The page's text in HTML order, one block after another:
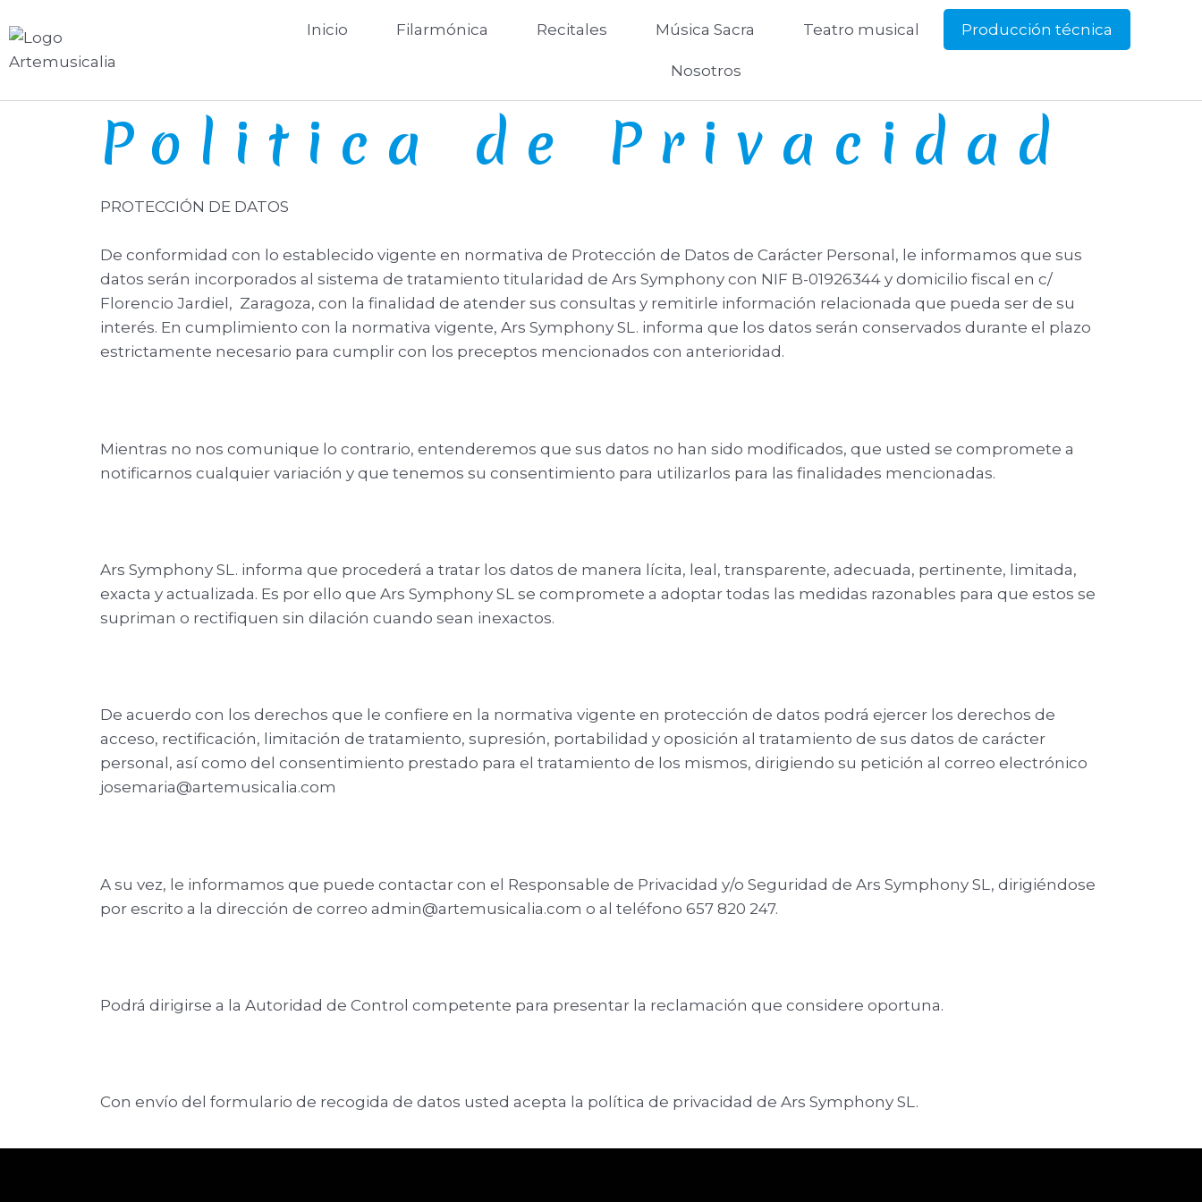
Inicio Filarmónica Recitales Música Sacra Teatro musical Producción técnica
Nosotros
Politica de Privacidad
PROTECCIÓN DE DATOS
De conformidad con lo establecido vigente en normativa de Protección de Datos de Carácter Personal, le informamos que sus
datos serán incorporados al sistema de tratamiento titularidad de Ars Symphony con NIF B-01926344 y domicilio fiscal en c/
Florencio Jardiel, Zaragoza, con la finalidad de atender sus consultas y remitirle información relacionada que pueda ser de su
interés. En cumplimiento con la normativa vigente, Ars Symphony SL. informa que los datos serán conservados durante el plazo
estrictamente necesario para cumplir con los preceptos mencionados con anterioridad.
Mientras no nos comunique lo contrario, entenderemos que sus datos no han sido modificados, que usted se compromete a
notificarnos cualquier variación y que tenemos su consentimiento para utilizarlos para las finalidades mencionadas.
Ars Symphony SL. informa que procederá a tratar los datos de manera lícita, leal, transparente, adecuada, pertinente, limitada,
exacta y actualizada. Es por ello que Ars Symphony SL se compromete a adoptar todas las medidas razonables para que estos se
supriman o rectifiquen sin dilación cuando sean inexactos.
De acuerdo con los derechos que le confiere en la normativa vigente en protección de datos podrá ejercer los derechos de
acceso, rectificación, limitación de tratamiento, supresión, portabilidad y oposición al tratamiento de sus datos de carácter
personal, así como del consentimiento prestado para el tratamiento de los mismos, dirigiendo su petición al correo electrónico
josemaria@artemusicalia.com
A su vez, le informamos que puede contactar con el Responsable de Privacidad y/o Seguridad de Ars Symphony SL, dirigiéndose
por escrito a la dirección de correo admin@artemusicalia.com o al teléfono 657 820 247.
Podrá dirigirse a la Autoridad de Control competente para presentar la reclamación que considere oportuna.
Con envío del formulario de recogida de datos usted acepta la política de privacidad de Ars Symphony SL.